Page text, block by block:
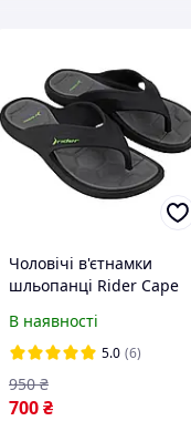
Чоловічі в'єтнамки
шльопанці Rider Cape
EUR
В наявності
5.0 (6)
700₴
950 ₴